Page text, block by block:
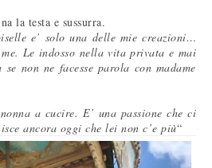
la testa e sussurra.
e’ solo una delle mie creazioni…
Le indosso nella vita privata e mai
non ne facesse parola con madame
a cucire. E’ una passione che ci
ancora oggi che lei non c’e più“